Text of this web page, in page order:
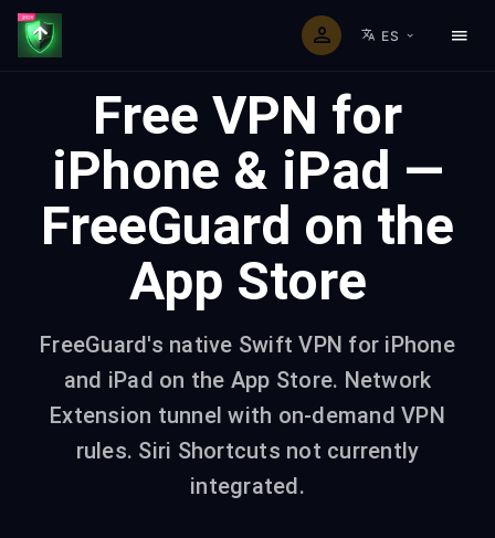
ES
Free VPN for
iPhone & iPad —
FreeGuard on the
App Store
FreeGuard's native Swift VPN for iPhone
and iPad on the App Store. Network
Extension tunnel with on-demand VPN
rules. Siri Shortcuts not currently
integrated.